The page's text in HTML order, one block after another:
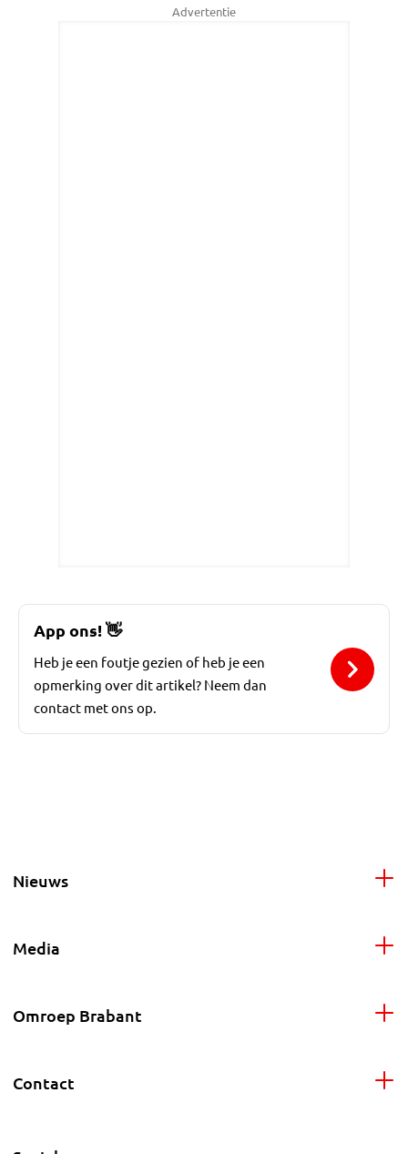
Advertentie
App ons!👋
Heb je een foutje gezien of heb je een
opmerking over dit artikel? Neem dan
contact met ons op.
Nieuws
Media
Omroep Brabant
Contact